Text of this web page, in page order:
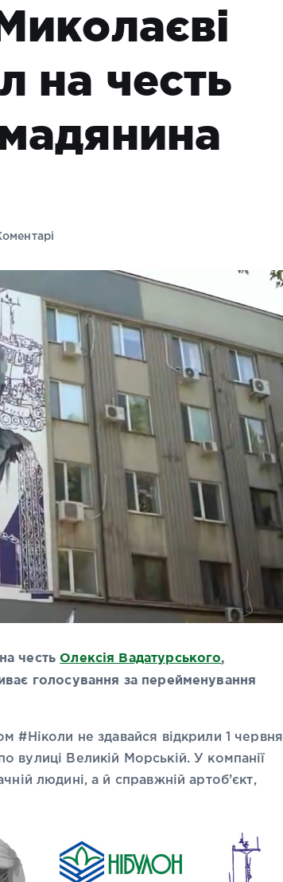
на честь
честьОлексія Вадатурського,
голосування за перейменування
#Ніколи не здавайся відкрили 1 червня
вулиці Великій Морській. У компанії
людині, а й справжній артоб’єкт,